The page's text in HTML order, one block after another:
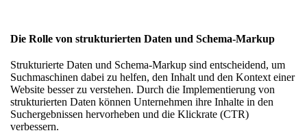
Die Rolle von strukturierten Daten und Schema-Markup
Strukturierte Daten und Schema-Markup sind entscheidend, um
Suchmaschinen dabei zu helfen, den Inhalt und den Kontext einer
Website besser zu verstehen. Durch die Implementierung von
strukturierten Daten können Unternehmen ihre Inhalte in den
Suchergebnissen hervorheben und die Klickrate (CTR)
verbessern.